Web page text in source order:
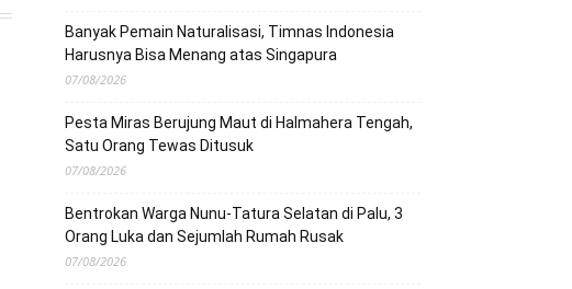
Banyak Pemain Naturalisasi, Timnas Indonesia
Harusnya Bisa Menang atas Singapura
07/08/2026
Pesta Miras Berujung Maut di Halmahera Tengah,
Satu Orang Tewas Ditusuk
07/08/2026
Bentrokan Warga Nunu-Tatura Selatan di Palu, 3
Orang Luka dan Sejumlah Rumah Rusak
07/08/2026